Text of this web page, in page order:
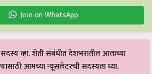
Join on WhatsApp
व्हा. शेती संबंधीत देशभरातील आताच्या
आमच्या न्यूसलेटरची सदस्यता घ्या.